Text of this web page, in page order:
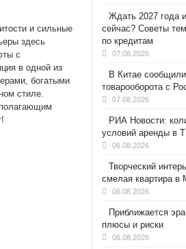
и сильные
здесь
с
в одной из
богатыми
стиле.
Ждать 2027 года
сейчас? Советы
по кредитам
07.08.2026
В Китае
товарооборота с
07.08.2026
РИА Новости:
условий аренды в
06.08.2026
Творческий
смелая квартира в
06.08.2026
Приближается
плюсы и риски
06.08.2026